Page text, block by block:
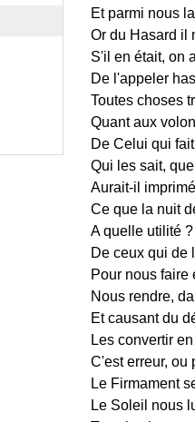
Et parmi nous
Or du Hasard il
S'il en était, on
De l'appeler
Toutes choses
Quant aux
De Celui qui
Qui les sait,
Aurait-il
Ce que la nuit
A quelle utilité
De ceux qui de
Pour nous faire
Nous rendre,
Et causant du
Les convertir
C'est erreur, ou
Le Firmament
Le Soleil nous